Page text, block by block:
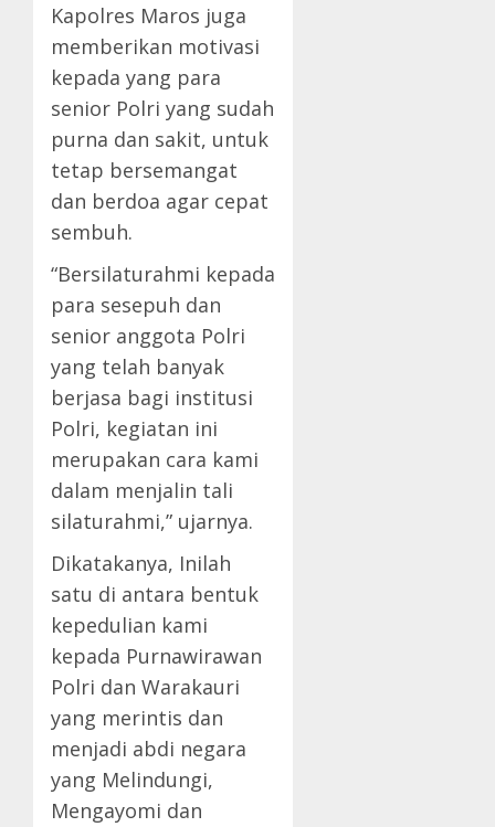
Kapolres Maros juga
memberikan motivasi
kepada yang para
senior Polri yang sudah
purna dan sakit, untuk
tetap bersemangat
dan berdoa agar cepat
sembuh.
“Bersilaturahmi kepada
para sesepuh dan
senior anggota Polri
yang telah banyak
berjasa bagi institusi
Polri, kegiatan ini
merupakan cara kami
dalam menjalin tali
silaturahmi,” ujarnya.
Dikatakanya, Inilah
satu di antara bentuk
kepedulian kami
kepada Purnawirawan
Polri dan Warakauri
yang merintis dan
menjadi abdi negara
yang Melindungi,
Mengayomi dan